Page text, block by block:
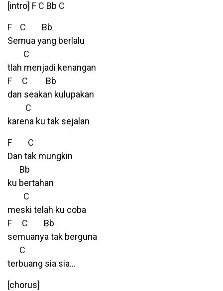
[intro] F C Bb C
F C Bb
Semua yang berlalu
C
tlah menjadi kenangan
F
C Bb
dan seakan kulupakan
C
karena ku tak sejalan
F
C
Dan tak mungkin
Bb
ku bertahan
C
meski telah ku coba
F
C Bb
semuanya tak berguna
C
terbuang sia sia…
[chorus]